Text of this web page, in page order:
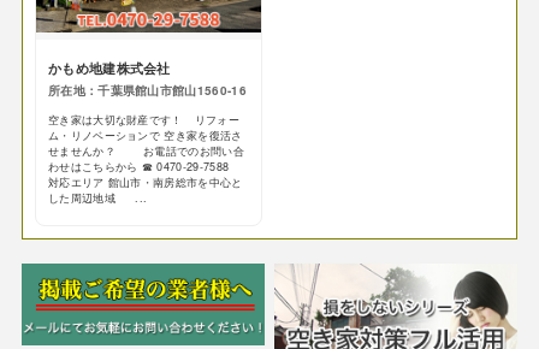
かもめ地建株式会社
所在地：千葉県館山市館山1560-16
空き家は大切な財産です！ リフォー
ム・リノベーションで 空き家を復活さ
せませんか？ お電話でのお問い合
わせはこちらから ☎ 0470-29-7588
対応エリア 館山市・南房総市を中心と
した周辺地域 ...